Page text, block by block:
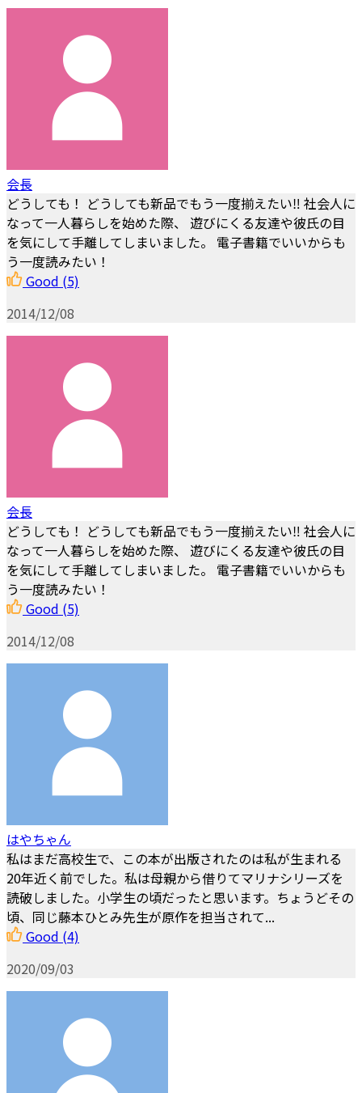
会長
どうしても！ どうしても新品でもう一度揃えたい‼︎ 社会人に
なって一人暮らしを始めた際、 遊びにくる友達や彼氏の目
を気にして手離してしまいました。 電子書籍でいいからも
う一度読みたい！
Good (5)
2014/12/08
会長
どうしても！ どうしても新品でもう一度揃えたい‼︎ 社会人に
なって一人暮らしを始めた際、 遊びにくる友達や彼氏の目
を気にして手離してしまいました。 電子書籍でいいからも
う一度読みたい！
Good (5)
2014/12/08
はやちゃん
私はまだ高校生で、この本が出版されたのは私が生まれる
20年近く前でした。私は母親から借りてマリナシリーズを
読破しました。小学生の頃だったと思います。ちょうどその
頃、同じ藤本ひとみ先生が原作を担当されて...
Good (4)
2020/09/03